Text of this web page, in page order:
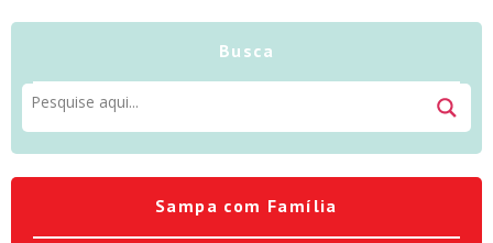
Busca
Sampa com Família